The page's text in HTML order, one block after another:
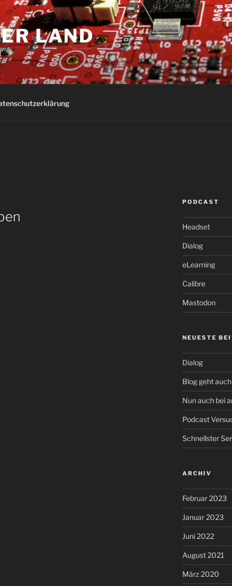
LAND
PODCAST
Headset
Dialog
eLearning
Calibre
Mastodon
NEUESTE
Dialog
Blog geht
Nun auch bei
Podcast
Schnellster
ARCHIV
Februar 2023
Januar 2023
Juni 2022
August 2021
März 2020